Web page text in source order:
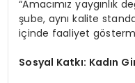
“Amacımız yaygınlık
şube, aynı kalite
içinde faaliyet
Sosyal Katkı: Kadın